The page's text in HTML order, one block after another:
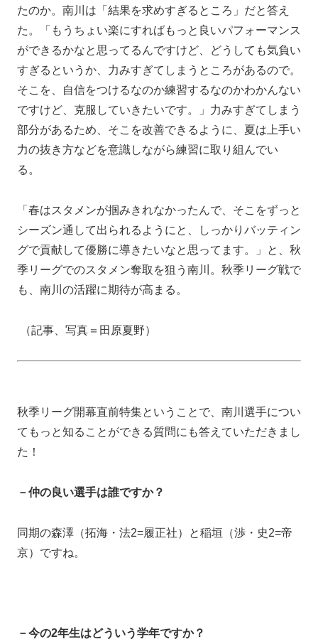
たのか。南川は「結果を求めすぎるところ」だと答え
た。「もうちょい楽にすればもっと良いパフォーマンス
ができるかなと思ってるんですけど、どうしても気負い
すぎるというか、力みすぎてしまうところがあるので。
そこを、自信をつけるなのか練習するなのかわかんない
ですけど、克服していきたいです。」力みすぎてしまう
部分があるため、そこを改善できるように、夏は上手い
力の抜き方などを意識しながら練習に取り組んでい
る。
「春はスタメンが掴みきれなかったんで、そこをずっと
シーズン通して出られるようにと、しっかりバッティン
グで貢献して優勝に導きたいなと思ってます。」と、秋
季リーグでのスタメン奪取を狙う南川。秋季リーグ戦で
も、南川の活躍に期待が高まる。
（記事、写真＝田原夏野）
秋季リーグ開幕直前特集ということで、南川選手につい
てもっと知ることができる質問にも答えていただきまし
た！
－仲の良い選手は誰ですか？
同期の森澤（拓海・法2=履正社）と稲垣（渉・史2=帝
京）ですね。
－今の2年生はどういう学年ですか？